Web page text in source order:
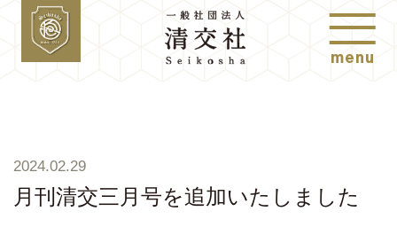
menu
2024.02.29
月刊清交三月号を追加いたしました